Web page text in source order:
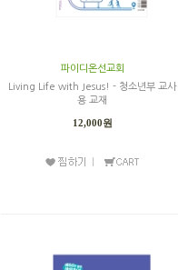
파이디온선교회
Living Life with Jesus! - 청소년부 교사
용 교재
12,000원